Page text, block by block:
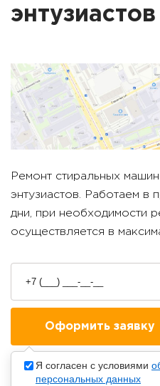
энтузиастов
Ремонт стиральных
энтузиастов. Работаем в
дни, при необходимости
осуществляется в
Я согласен с условиями
персональных данных